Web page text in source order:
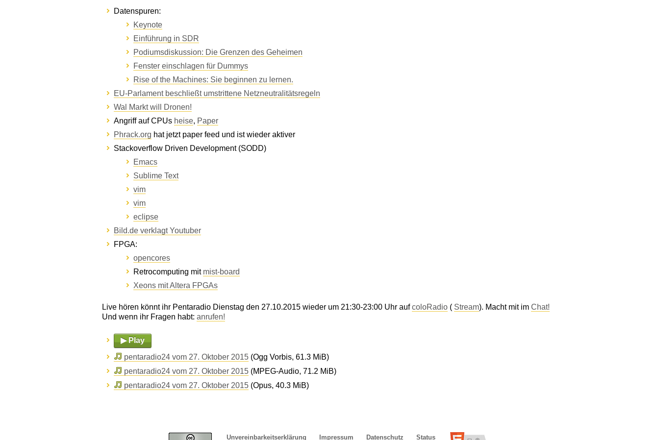
Datenspuren:
Keynote
Einführung in SDR
Podiumsdiskussion: Die Grenzen des Geheimen
Fenster einschlagen für Dummys
Rise of the Machines: Sie beginnen zu lernen.
EU-Parlament beschließt umstrittene Netzneutralitätsregeln
Wal Markt will Dronen!
Angriff auf CPUs heise, Paper
Phrack.org hat jetzt paper feed und ist wieder aktiver
Stackoverflow Driven Development (SODD)
Emacs
Sublime Text
vim
vim
eclipse
Bild.de verklagt Youtuber
FPGA:
opencores
Retrocomputing mit mist-board
Xeons mit Altera FPGAs
Live hören könnt ihr Pentaradio Dienstag den 27.10.2015 wieder um 21:30-23:00 Uhr aufcoloRadio ( Stream). Macht mit im Chat!
Und wenn ihr Fragen habt: anrufen!
▶ Play
pentaradio24 vom 27. Oktober 2015(Ogg Vorbis, 61.3 MiB)
pentaradio24 vom 27. Oktober 2015(MPEG-Audio, 71.2 MiB)
pentaradio24 vom 27. Oktober 2015(Opus, 40.3 MiB)
Unvereinbarkeitserklärung Impressum Datenschutz Status